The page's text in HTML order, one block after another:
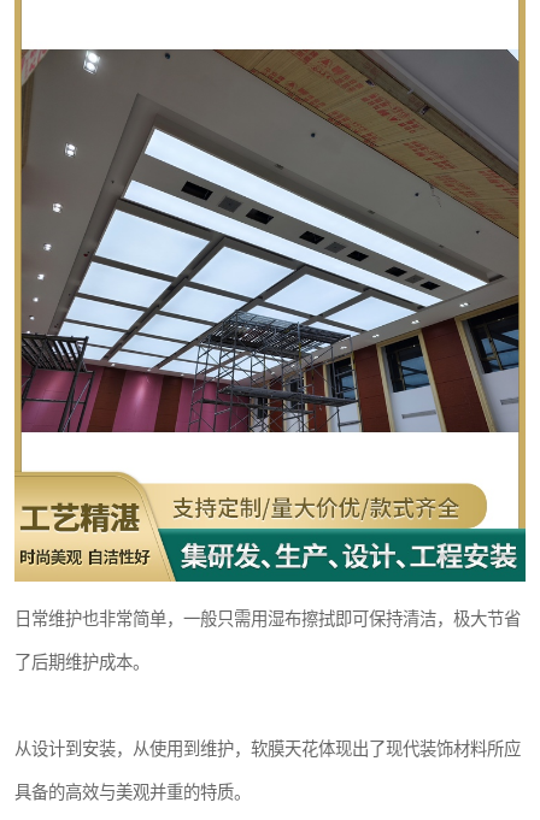
日常维护也非常简单，一般只需用湿布擦拭即可保持清洁，极大节省
了后期维护成本。
从设计到安装，从使用到维护，软膜天花体现出了现代装饰材料所应
具备的高效与美观并重的特质。